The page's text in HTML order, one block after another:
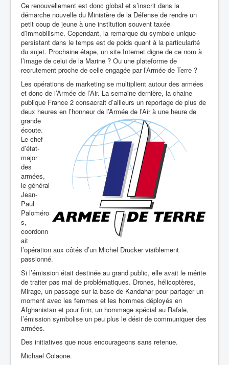
Ce renouvellement est donc global et s’inscrit dans la
démarche nouvelle du Ministère de la Défense de rendre un
petit coup de jeune à une institution souvent taxée
d’immobilisme. Cependant, la remarque du symbole unique
persistant dans le temps est de poids quant à la particularité
du sujet. Prochaine étape, un site Internet digne de ce nom à
l’image de celui de la Marine ? Ou une plateforme de
recrutement proche de celle engagée par l’Armée de Terre ?
Les opérations de marketing se multiplient autour des armées
et donc de l’Armée de l’Air. La semaine dernière, la chaine
publique France 2 consacrait d’ailleurs un reportage de plus de
deux heures en l’honneurde l’Armée de l’Air à une heure de
grande
écoute.
Le chef
d’état-
major
des
armées,
le général
Jean-
Paul
Paloméro
s,
coordonn
ait
l’opération aux côtés d’un Michel Drucker visiblement
passionné.
Si l’émission était destinée au grand public, elle avait le mérite
de traiter pas mal de problématiques. Drones, hélicoptères,
Mirage, un passage sur la base de Kandahar pour partager un
moment avec les femmes et les hommes déployés en
Afghanistan et pour finir, un hommage spécial au Rafale,
l’émission symbolise un peu plus le désir de communiquer des
armées.
Des initiatives que nous encourageons sans retenue.
Michael Colaone.